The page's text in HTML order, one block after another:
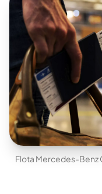
Flota Mercedes-Benz